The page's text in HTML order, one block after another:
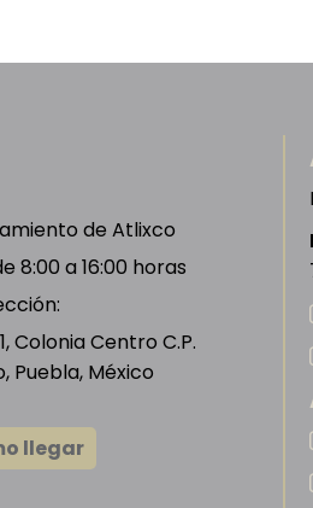
de Atlixco
8:00 a 16:00 horas
Colonia Centro C.P.
Puebla, México
llegar